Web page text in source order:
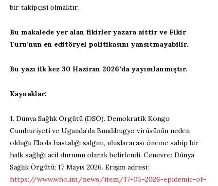
bir takipçisi olmaktır.
Bu makalede yer alan fikirler yazara aittir ve Fikir
Turu’nun en editöryel politikasını yansıtmayabilir.
Bu yazı ilk kez 30 Haziran 2026’da yayımlanmıştır.
Kaynaklar:
1. Dünya Sağlık Örgütü (DSÖ). Demokratik Kongo
Cumhuriyeti ve Uganda’da Bundibugyo virüsünün neden
olduğu Ebola hastalığı salgını, uluslararası öneme sahip bir
halk sağlığı acil durumu olarak belirlendi. Cenevre: Dünya
Sağlık Örgütü; 17 Mayıs 2026. Erişim adresi:
https://www.who.int/news/item/17-05-2026-epidemic-of-